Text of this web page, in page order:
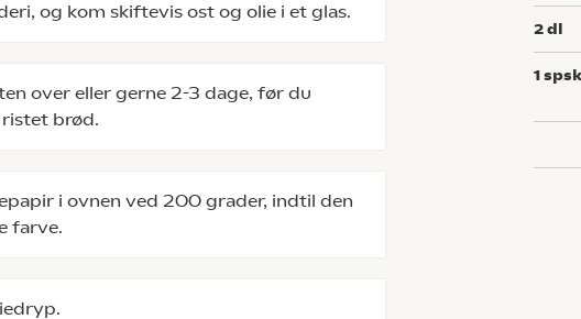
og kom skiftevis ost og olie i et glas.
over eller gerne 2-3 dage, før du
brød.
i ovnen ved 200 grader, indtil den
farve.
2dl
1